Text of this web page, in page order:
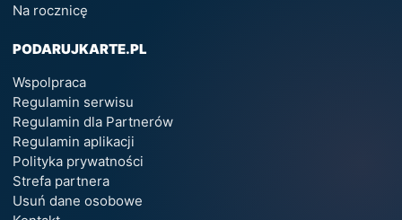
Na rocznicę
PODARUJKARTE.PL
Wspolpraca
Regulamin serwisu
Regulamin dla Partnerów
Regulamin aplikacji
Polityka prywatności
Strefa partnera
Usuń dane osobowe